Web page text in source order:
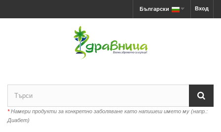
Вход
Български
*Намери продукти за конкретно заболяване като напишеш името му (напр.:
Диабет)